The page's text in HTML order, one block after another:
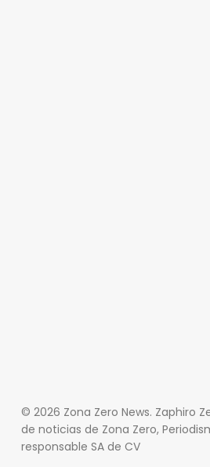
© 2026 Zona Zero News. Zaphiro
de noticias de Zona Zero,
responsable SA de CV